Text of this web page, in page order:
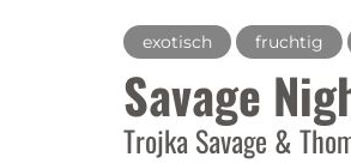
exotisch fruchtig
Savage
Trojka Savage &